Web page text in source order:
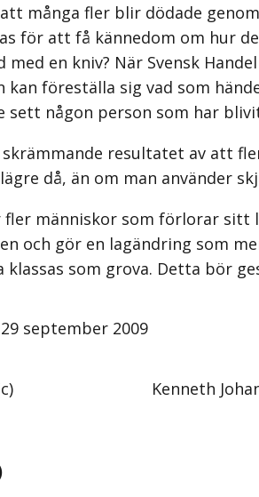
många fler blir dödade
för att få kännedom om hur
en kniv? När Svensk
kan föreställa sig vad som
sett någon person som har
resultatet av att
då, än om man använder
fler människor som förlorar
och gör en lagändring som
klassas som grova. Detta bör
september 2009
Kenneth